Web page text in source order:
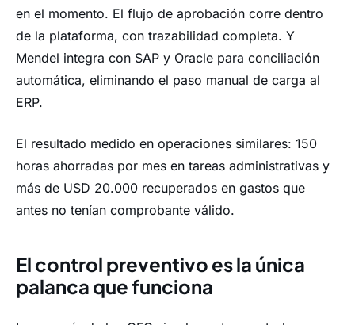
en el momento. El flujo de aprobación corre dentro
de la plataforma, con trazabilidad completa. Y
Mendel integra con SAP y Oracle para conciliación
automática, eliminando el paso manual de carga al
ERP.
El resultado medido en operaciones similares: 150
horas ahorradas por mes en tareas administrativas y
más de USD 20.000 recuperados en gastos que
antes no tenían comprobante válido.
El control preventivo es la única
palanca que funciona